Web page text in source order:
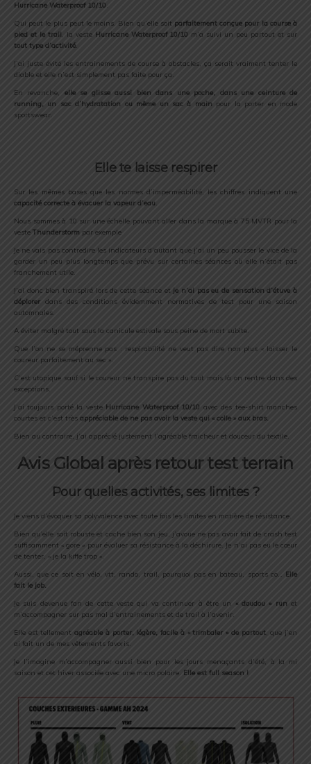
Hurricane Waterproof 10/10.
Qui peut le plus peut le moins. Bien qu’elle soit parfaitement conçue pour la course à
pied et le trail , la veste Hurricane Waterproof 10/10 m’a suivi un peu partout et sur
tout type d’activité.
J’ai juste évité les entrainements de course à obstacles, ça serait vraiment tenter le
diable et elle n’est simplement pas faite pour ça.
En revanche, elle se glisse aussi bien dans une poche, dans une ceinture de
running, un sac d’hydratation ou même un sac à main pour la porter en mode
sportswear.
Elle te laisse respirer
Sur les mêmes bases que les normes d’imperméabilité, les chiffres indiquent une
capacité correcte à évacuer la vapeur d’eau.
Nous sommes à 10 sur une échelle pouvant aller dans la marque à 75 MVTR pour la
veste Thunderstorm par exemple
Je ne vais pas contredire les indicateurs d’autant que j’ai un peu pousser le vice de la
garder un peu plus longtemps que prévu sur certaines séances où elle n’était pas
franchement utile.
J’ai donc bien transpiré lors de cette séance et je n’ai pas eu de sensation d’étuve à
déplorer dans des conditions évidemment normatives de test pour une saison
automnales.
A éviter malgré tout sous la canicule estivale sous peine de mort subite.
Que l’on ne se méprenne pas : respirabilité ne veut pas dire non plus « laisser le
coureur parfaitement au sec ».
C’est utopique sauf si le coureur ne transpire pas du tout mais là on rentre dans des
exceptions.
J’ai toujours porté la veste Hurricane Waterproof 10/10 avec des tee-shirt manches
courtes et c’est très appréciable de ne pas avoir la veste qui « colle » aux bras.
Bien au contraire, j’ai apprécié justement l’agréable fraicheur et douceur du textile.
Avis Global après retour test terrain
Pour quelles activités, ses limites ?
Je viens d’évoquer sa polyvalence avec toute fois les limites en matière de résistance.
Bien qu’elle soit robuste et cache bien son jeu, j’avoue ne pas avoir fait de crash test
suffisamment « gore » pour évaluer sa résistance à la déchirure. Je n’ai pas eu le cœur
de tenter, « je la kiffe trop ».
Aussi, que ce soit en vélo, vtt, rando, trail, pourquoi pas en bateau, sports co… Elle
fait le job.
Je suis devenue fan de cette veste qui va continuer à être un « doudou » run et
m’accompagner sur pas mal d’entrainements et de trail à l’avenir.
Elle est tellementagréable à porter, légère, facile à « trimbaler » de partout, que j’en
ai fait un de mes vêtements favoris.
Je l’imagine m’accompagner aussi bien pour les jours menaçants d’été, à la mi
saison et cet hiver associée avec une micro polaire. Elle est full season !